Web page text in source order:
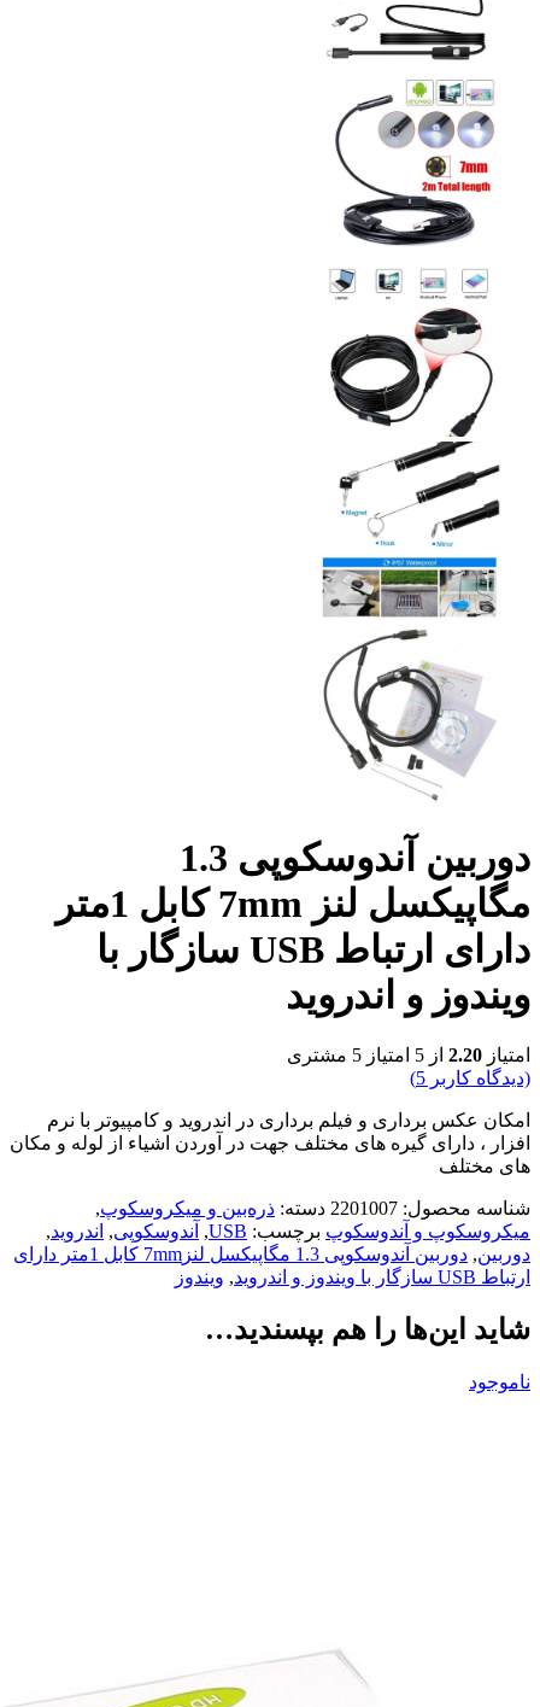
دوربین آندوسکوپی 1.3
مگاپیکسل لنز 7mm کابل 1متر
دارای ارتباط USB سازگار با
ویندوز و اندروید
امتیاز 2.20 از 5 امتیاز 5 مشتری
(دیدگاه کاربر 5
)
امکان عکس برداری و فیلم برداری در اندروید و کامپیوتر با نرم
افزار ، دارای گیره های مختلف جهت در آوردن اشیاء از لوله و مکان
های مختلف
شناسه محصول: 2201007 دسته: ذره‌بین و میکروسکوپ,
میکروسکوپ و آندوسکوپ برچسب: USB
, آندوسکوپی, اندروید,
دوربین,
دوربین آندوسکوپی 1.3 مگاپیکسل لنز7mm کابل 1متر دارای
ارتباط USB سازگار با ویندوز و اندروید
, ویندوز
شاید این‌ها را هم بپسندید…
ناموجود